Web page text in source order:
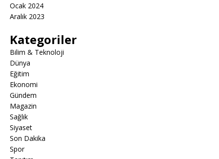
Ocak 2024
Aralık 2023
Kategoriler
Bilim & Teknoloji
Dünya
Eğitim
Ekonomi
Gündem
Magazin
Sağlık
Siyaset
Son Dakika
Spor